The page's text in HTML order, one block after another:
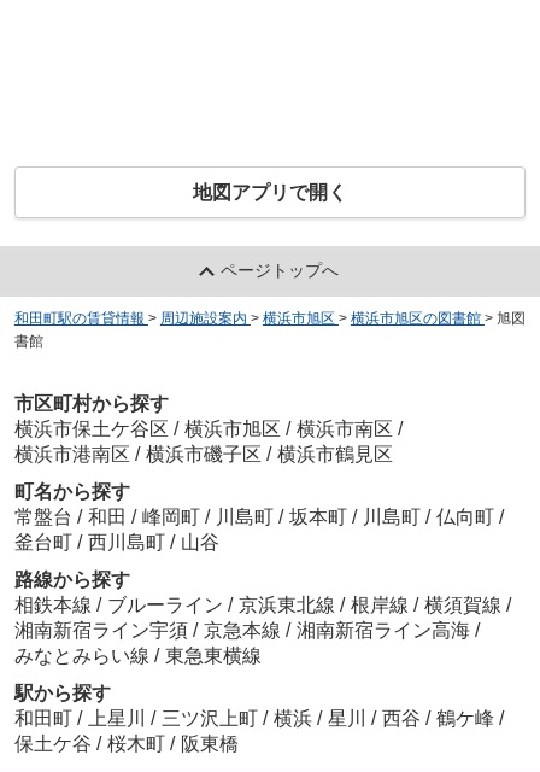
地図アプリで開く
ページトップへ
和田町駅の賃貸情報 > 周辺施設案内 > 横浜市旭区 > 横浜市旭区の図書館 > 旭図
書館
市区町村から探す
横浜市保土ケ谷区 / 横浜市旭区 / 横浜市南区 /
横浜市港南区 / 横浜市磯子区 / 横浜市鶴見区
町名から探す
常盤台 / 和田 / 峰岡町 / 川島町 / 坂本町 / 川島町 / 仏向町 /
釜台町 / 西川島町 / 山谷
路線から探す
相鉄本線 / ブルーライン / 京浜東北線 / 根岸線 / 横須賀線 /
湘南新宿ライン宇須 / 京急本線 / 湘南新宿ライン高海 /
みなとみらい線 / 東急東横線
駅から探す
和田町 / 上星川 / 三ツ沢上町 / 横浜 / 星川 / 西谷 / 鶴ケ峰 /
保土ケ谷 / 桜木町 / 阪東橋